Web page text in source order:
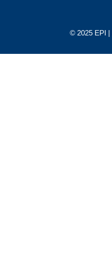
© 2025 EPI |